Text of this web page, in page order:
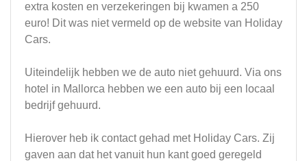
extra kosten en verzekeringen bij kwamen a 250
euro! Dit was niet vermeld op de website van Holiday
Cars.
Uiteindelijk hebben we de auto niet gehuurd. Via ons
hotel in Mallorca hebben we een auto bij een locaal
bedrijf gehuurd.
Hierover heb ik contact gehad met Holiday Cars. Zij
gaven aan dat het vanuit hun kant goed geregeld